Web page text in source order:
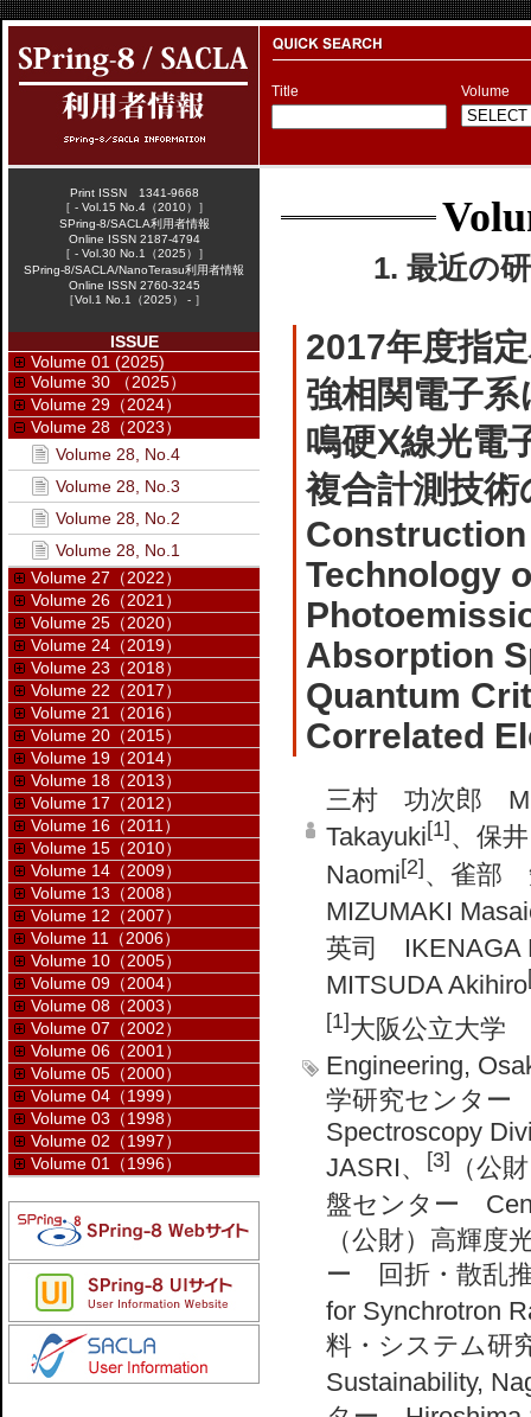
Title Volume
1. 最近の
2017年度指
強相関電子
鳴硬X線光電
複合計測技術
Technology
Absorption
Quantum
Correlated
三村 功次郎
Takayuki[1] 、保
Naomi[2]、雀部
MIZUMAKI
英司 IKENAGA
MITSUDA Akihiro
[1]大阪公立大学
Engineering,
学研究センタ
Spectroscopy
JASRI、
[3]
（公
盤センター
（公財）高輝
ー 回折・散乱
for Synchrotron
料・システム研
Sustainability,
Print ISSN 1341-9668
［ - Vol.15 No.4（2010）］
SPring-8/SACLA利用者情報
Online ISSN 2187-4794
［ - Vol.30 No.1（2025）］
SPring-8/SACLA/NanoTerasu利用者情報
Online ISSN 2760-3245
［Vol.1 No.1（2025） - ］
ISSUE
Volume 01 (2025)
Volume 30 （2025）
Volume 29（2024）
Volume 28（2023）
Volume 28, No.4
Volume 28, No.3
Volume 28, No.2
Volume 28, No.1
Volume 27（2022）
Volume 26（2021）
Volume 25（2020）
Volume 24（2019）
Volume 23（2018）
Volume 22（2017）
Volume 21（2016）
Volume 20（2015）
Volume 19（2014）
Volume 18（2013）
Volume 17（2012）
Volume 16（2011）
Volume 15（2010）
Volume 14（2009）
Volume 13（2008）
Volume 12（2007）
Volume 11（2006）
Volume 10（2005）
Volume 09（2004）
Volume 08（2003）
Volume 07（2002）
Volume 06（2001）
Volume 05（2000）
Volume 04（1999）
Volume 03（1998）
Volume 02（1997）
Volume 01（1996）